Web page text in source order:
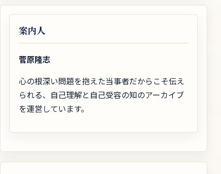
案内人
菅原隆志
心の根深い問題を抱えた当事者だからこそ伝え
られる、自己理解と自己受容の知のアーカイブ
を運営しています。